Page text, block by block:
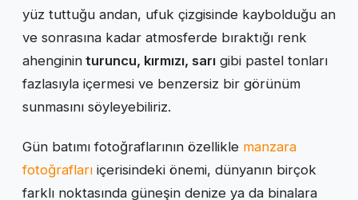
yüz tuttuğu andan, ufuk çizgisinde kaybolduğu an
ve sonrasına kadar atmosferde bıraktığı renk
ahenginin turuncu, kırmızı, sarı gibi pastel tonları
fazlasıyla içermesi ve benzersiz bir görünüm
sunmasını söyleyebiliriz.
Gün batımı fotoğraflarının özellikle manzara
fotoğrafları içerisindeki önemi, dünyanın birçok
farklı noktasında güneşin denize ya da binalara